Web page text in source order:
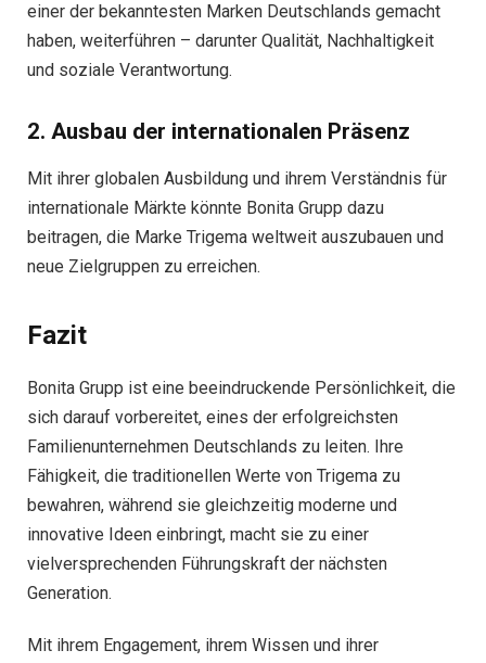
einer der bekanntesten Marken Deutschlands gemacht
haben, weiterführen – darunter Qualität, Nachhaltigkeit
und soziale Verantwortung.
2. Ausbau der internationalen Präsenz
Mit ihrer globalen Ausbildung und ihrem Verständnis für
internationale Märkte könnte Bonita Grupp dazu
beitragen, die Marke Trigema weltweit auszubauen und
neue Zielgruppen zu erreichen.
Fazit
Bonita Grupp ist eine beeindruckende Persönlichkeit, die
sich darauf vorbereitet, eines der erfolgreichsten
Familienunternehmen Deutschlands zu leiten. Ihre
Fähigkeit, die traditionellen Werte von Trigema zu
bewahren, während sie gleichzeitig moderne und
innovative Ideen einbringt, macht sie zu einer
vielversprechenden Führungskraft der nächsten
Generation.
Mit ihrem Engagement, ihrem Wissen und ihrer